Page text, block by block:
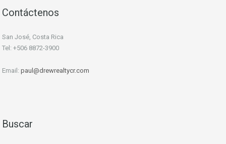
Contáctenos
San José, Costa Rica
Tel: +506 8872-3900
Email: paul@drewrealtycr.com
Buscar